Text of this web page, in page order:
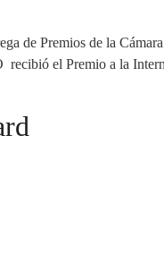
de Premios de la
el Premio a la